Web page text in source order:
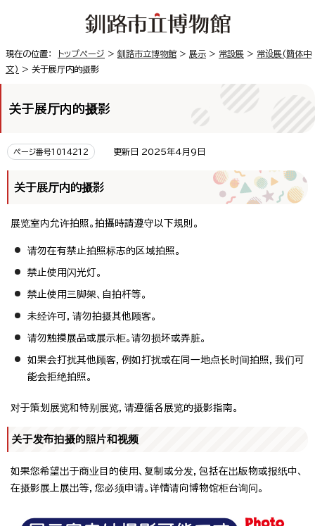
現在の位置： トップページ > 釧路市立博物館 > 展示 > 常設展 > 常设展(簡体中
文) > 关于展厅内的摄影
关于展厅内的摄影
ページ番号1014212 更新日 2025年4月9日
关于展厅内的摄影
展览室内允许拍照。拍攝時請遵守以下規則。
请勿在有禁止拍照标志的区域拍照。
禁止使用闪光灯。
禁止使用三脚架、自拍杆等。
未经许可，请勿拍摄其他顾客。
请勿触摸展品或展示柜。请勿损坏或弄脏。
如果会打扰其他顾客，例如打扰或在同一地点长时间拍照，我们可
能会拒绝拍照。
对于策划展览和特别展览，请遵循各展览的摄影指南。
关于发布拍摄的照片和视频
如果您希望出于商业目的使用、复制或分发，包括在出版物或报纸中、
在摄影展上展出等，您必须申请。详情请向博物馆柜台询问。